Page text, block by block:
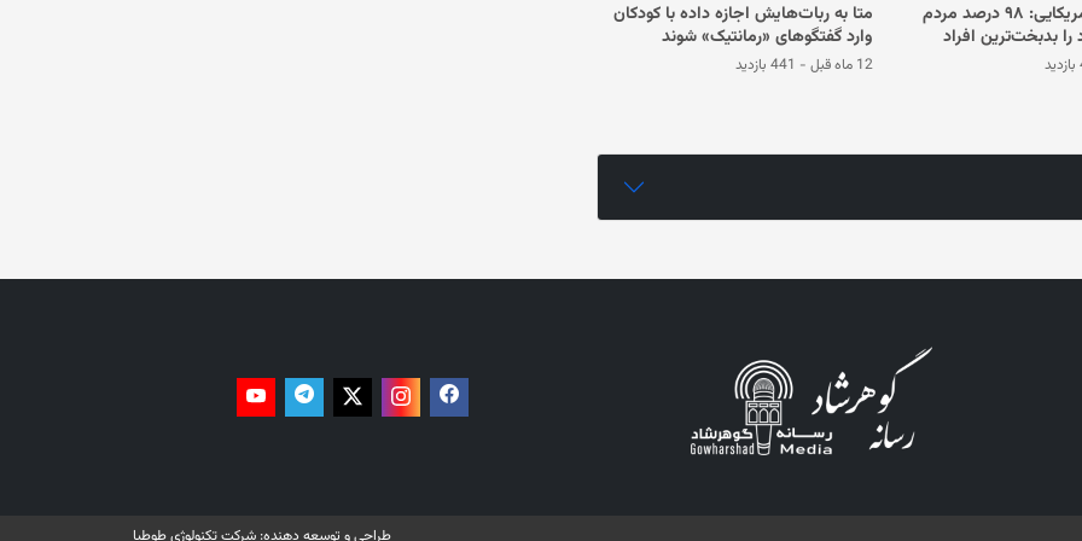
یک نهادهای آمریکایی: ۹۸ درصد مردم
بدبخت‌ترین افراد
متا به ربات‌هایش اجازه داده با کودکان
وارد گفتگوهای «رمانتیک» شوند
12 ماه قبل - 441 بازدید